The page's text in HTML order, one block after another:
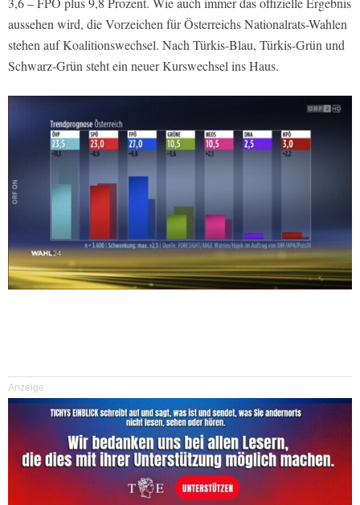
aussehen wird, die Vorzeichen für Österreichs Nationalrats-Wahlen
stehen auf Koalitionswechsel. Nach Türkis-Blau, Türkis-Grün und
Schwarz-Grün steht ein neuer Kurswechsel ins Haus.
Anzeige